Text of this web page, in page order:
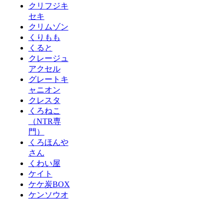
クリフジキ
セキ
クリムゾン
くりもも
くると
クレージュ
アクセル
グレートキ
ャニオン
クレスタ
くろねこ
（NTR専
門）
くろほんや
さん
くわい屋
ケイト
ケケ炭BOX
ケンソウオ